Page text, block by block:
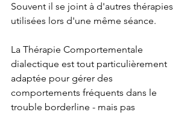
Souvent il se joint à d'autres thérapies
utilisées lors d'une même séance.
La Thérapie Comportementale
dialectique est tout particulièrement
adaptée pour gérer des
comportements fréquents dans le
trouble borderline - mais pas